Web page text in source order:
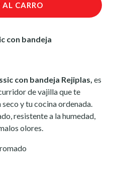
CARRO
con bandeja
con bandeja Rejiplas, es
de vajilla que te
y tu cocina ordenada.
resistente a la humedad,
olores.